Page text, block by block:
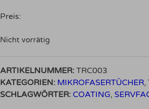
Preis:
Nicht vorrätig
ARTIKELNUMMER: TRC003
KATEGORIEN: MIKROFASERTÜCHER,
SCHLAGWÖRTER: COATING,